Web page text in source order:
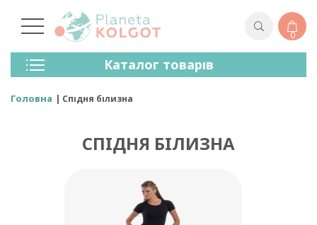
0
Каталог товарів
Колготки
Панчохи
Лосини (легінси)
Спортивний Одяг
Головна Спідня білизна
СПІДНЯ БІЛИЗНА